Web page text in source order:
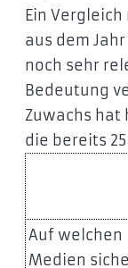
Ein
aus dem
noch sehr
Bedeutung
Zuwachs hat
die bereits
Auf welchen
Medien